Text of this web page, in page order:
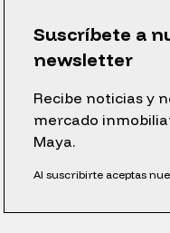
Suscríbete a
newsletter
Recibe noticias y
mercado
Maya.
Al suscribirte aceptas